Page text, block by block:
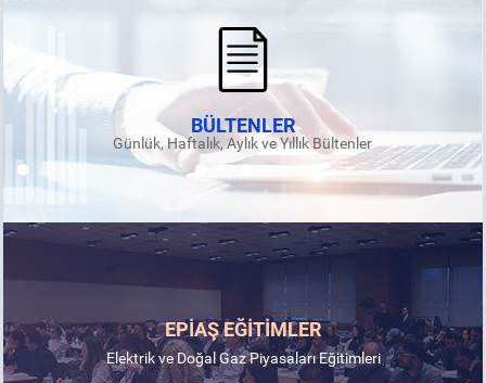
BÜLTENLER
Günlük, Haftalık, Aylık ve Yıllık Bültenler
EPİAŞ EĞİTİMLER
Elektrik ve Doğal Gaz Piyasaları Eğitimleri